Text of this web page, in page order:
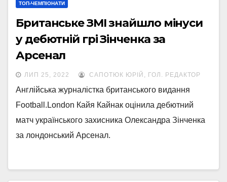
ТОП-ЧЕМПІОНАТИ
Британське ЗМІ знайшло мінуси
у дебютній грі Зінченка за
Арсенал
ЛИП 25, 2022 САПОТЮК ЮРІЙ, ГОЛ. РЕДАКТОР
Англійська журналістка британського видання
Football.London Кайя Кайнак оцінила дебютний
матч українського захисника Олександра Зінченка
за лондонський Арсенал.